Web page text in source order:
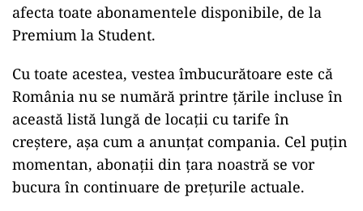
afecta toate abonamentele disponibile, de la
Premium la Student.
Cu toate acestea, vestea îmbucurătoare este că
România nu se numără printre țările incluse în
această listă lungă de locații cu tarife în
creștere, așa cum a anunțat compania. Cel puțin
momentan, abonații din țara noastră se vor
bucura în continuare de prețurile actuale.